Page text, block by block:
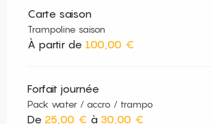
Carte saison
Trampoline saison
À partir de 100,00 €
Forfait journée
Pack water / accro / trampo
De 25,00 € à 30,00 €